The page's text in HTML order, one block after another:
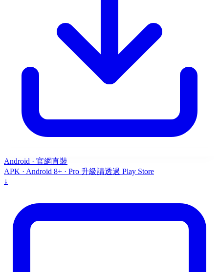
Android · 官網直裝
APK · Android 8+ · Pro 升級請透過 Play Store
↓